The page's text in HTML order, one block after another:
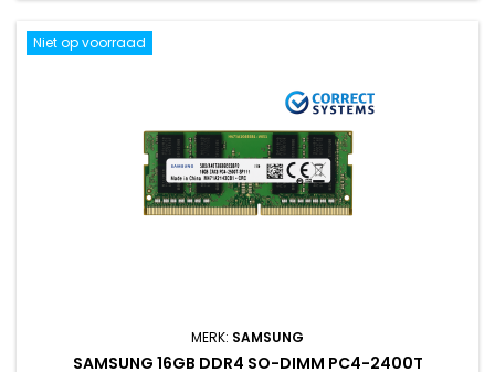
Niet op voorraad
MERK: SAMSUNG
SAMSUNG 16GB DDR4 SO-DIMM PC4-2400T